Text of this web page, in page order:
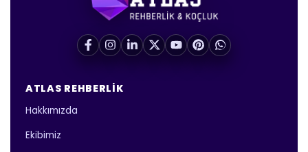
ATLAS REHBERLIK
Hakkımızda
Ekibimiz